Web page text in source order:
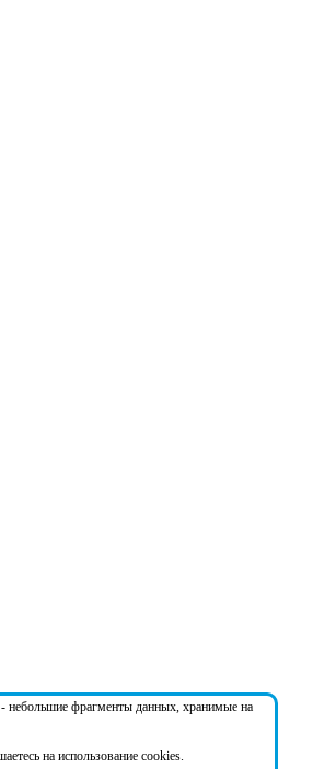
небольшие фрагменты данных, хранимые на
на использование cookies.